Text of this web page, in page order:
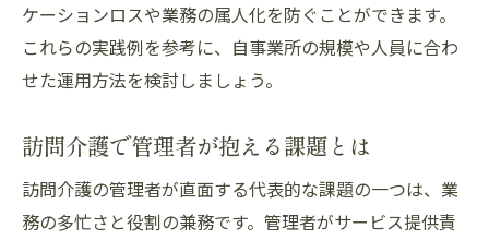
ケーションロスや業務の属人化を防ぐことができます。
これらの実践例を参考に、自事業所の規模や人員に合わ
せた運用方法を検討しましょう。
訪問介護で管理者が抱える課題とは
訪問介護の管理者が直面する代表的な課題の一つは、業
務の多忙さと役割の兼務です。管理者がサービス提供責